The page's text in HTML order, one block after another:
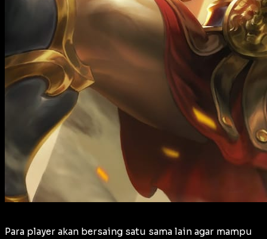
Para player akan bersaing satu sama lain agar mampu